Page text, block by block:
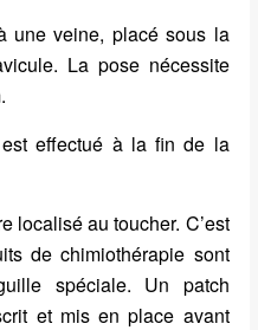
une veine, placé sous la
La pose nécessite
effectué à la fin de la
localisé au toucher. C’est
de chimiothérapie sont
spéciale. Un patch
et mis en place avant